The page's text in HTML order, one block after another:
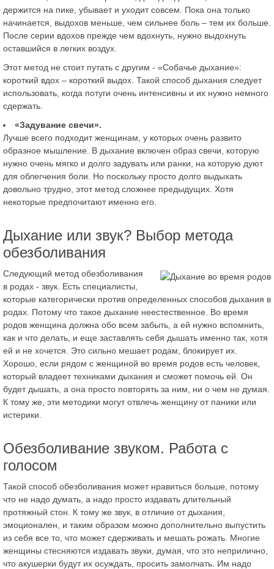
держится на пике, убывает и уходит совсем. Пока она только
начинается, выдохов меньше, чем сильнее боль – тем их больше.
После серии вдохов прежде чем вдохнуть, нужно выдохнуть
оставшийся в легких воздух.
Этот метод не стоит путать с другим - «Собачье дыхание»:
короткий вдох – короткий выдох. Такой способ дыхания следует
использовать, когда потуги очень интенсивны и их нужно немного
сдержать.
«Задувание свечи».
Лучше всего подходит женщинам, у которых очень развито
образное мышление. В дыхание включен образ свечи, которую
нужно очень мягко и долго задувать или ранки, на которую дуют
для облегчения боли. Но поскольку просто долго выдыхать
довольно трудно, этот метод сложнее предыдущих. Хотя
некоторые предпочитают именно его.
Дыхание или звук? Выбор метода
обезболивания
Следующий метод обезболивания
в родах - звук. Есть специалисты,
которые категорически против определенных способов дыхания в
родах. Потому что такое дыхание неестественное. Во время
родов женщина должна обо всем забыть, а ей нужно вспомнить,
как и что делать, и еще заставлять себя дышать именно так, хотя
ей и не хочется. Это сильно мешает родам, блокирует их.
Хорошо, если рядом с женщиной во время родов есть человек,
который владеет техниками дыхания и сможет помочь ей. Он
будет дышать, а она просто повторять за ним, ни о чем не думая.
К тому же, эти методики могут отвлечь женщину от паники или
истерики.
Обезболивание звуком. Работа с
голосом
Такой способ обезболивания может нравиться больше, потому
что не надо думать, а надо просто издавать длительный
протяжный стон. К тому же звук, в отличие от дыхания,
эмоционален, и таким образом можно дополнительно выпустить
из себя все то, что может сдерживать и мешать рожать. Многие
женщины стесняются издавать звуки, думая, что это неприлично,
что акушерки будут их осуждать, просить замолчать. Им надо